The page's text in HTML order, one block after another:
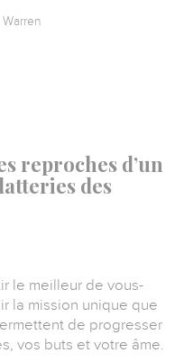
Warren
reproches d’un
des
le meilleur de vous-
la mission unique que
de progresser
vos buts et votre âme.